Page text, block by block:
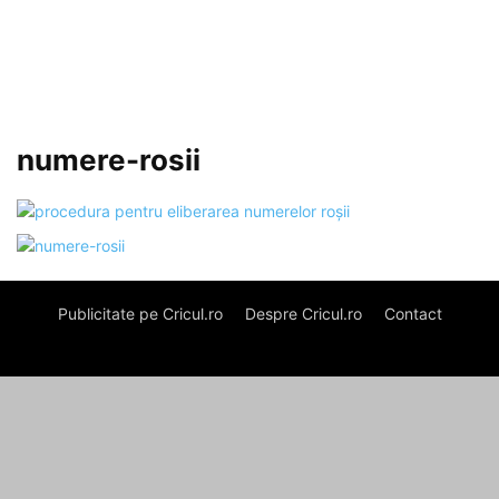
numere-rosii
Publicitate pe Cricul.ro Despre Cricul.ro Contact